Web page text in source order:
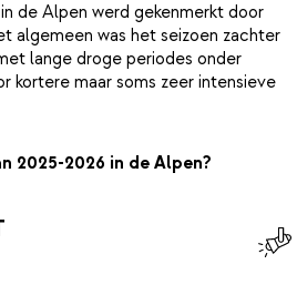
de Alpen werd gekenmerkt door
algemeen was het seizoen zachter
lange droge periodes onder
kortere maar soms zeer intensieve
2025-2026 in de Alpen?